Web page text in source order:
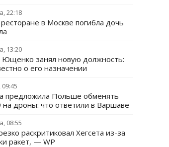
22:18
в Москве погибла дочь
13:20
Ющенко занял новую должность:
о его назначении
предложила Польше обменять
дроны: что ответили в Варшаве
08:55
раскритиковал Хегсета из-за
ракет, — WP